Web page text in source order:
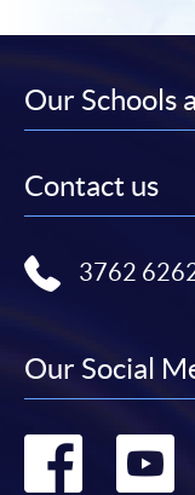
Our Schools
Contact us
3762
Our Social
Go